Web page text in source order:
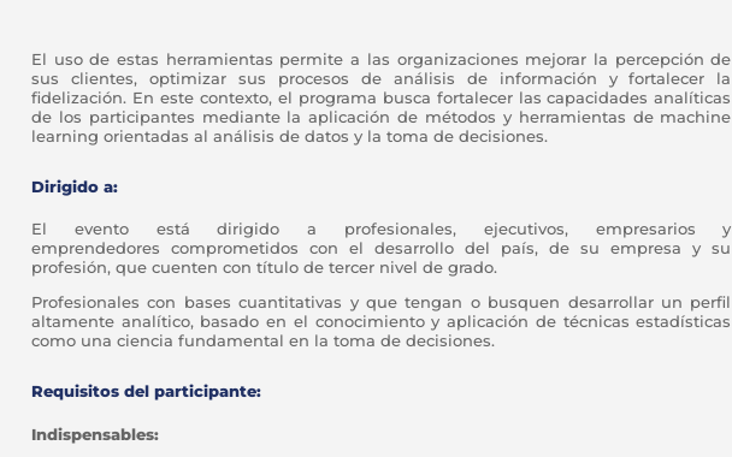
El uso de estas herramientas permite a las organizaciones mejorar la percepción de
sus clientes, optimizar sus procesos de análisis de información y fortalecer la
fidelización. En este contexto, el programa busca fortalecer las capacidades analíticas
de los participantes mediante la aplicación de métodos y herramientas de machine
learning orientadas al análisis de datos y la toma de decisiones.
Dirigido a:
El evento está dirigido a profesionales, ejecutivos, empresarios y
emprendedores comprometidos con el desarrollo del país, de su empresa y su
profesión, que cuenten con título de tercer nivel de grado.
Profesionales con bases cuantitativas y que tengan o busquen desarrollar un perfil
altamente analítico, basado en el conocimiento y aplicación de técnicas estadísticas
como una ciencia fundamental en la toma de decisiones.
Requisitos del participante:
Indispensables: